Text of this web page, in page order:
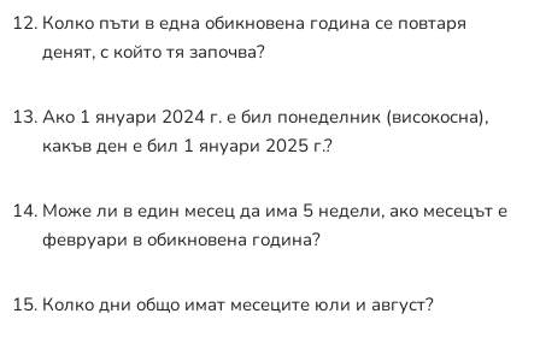
Колко пъти в една обикновена година се повтаря
денят, с който тя започва?
Ако 1 януари 2024 г. е бил понеделник (високосна),
какъв ден е бил 1 януари 2025 г.?
Може ли в един месец да има 5 недели, ако месецът е
февруари в обикновена година?
Колко дни общо имат месеците юли и август?